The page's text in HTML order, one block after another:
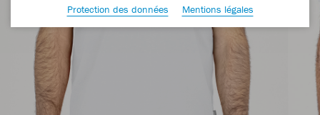
Protection des données
Mentions légales